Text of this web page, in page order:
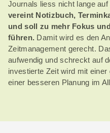
Journals liess nicht lange
vereint Notizbuch,
und soll zu mehr Fokus
führen. Damit wird es den
Zeitmanagement gerecht.
aufwendig und schreckt auf
investierte Zeit wird mit
einer besseren Planung im